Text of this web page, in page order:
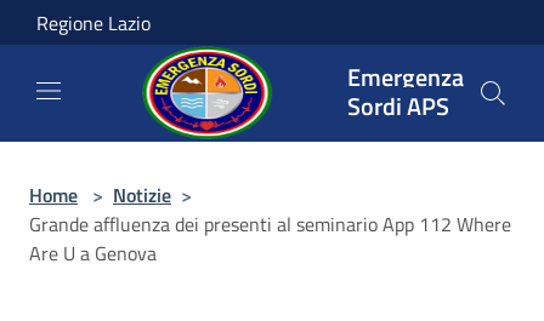
Salta al contenuto principale
Regione Lazio
Emergenza
Sordi APS
Home > Notizie >
Grande affluenza dei presenti al seminario App 112 Where
Are U a Genova